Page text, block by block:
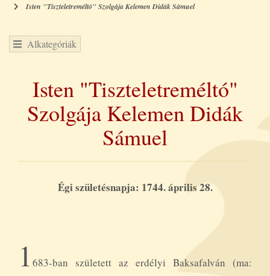
Isten "Tiszteletreméltó" Szolgája Kelemen Didák Sámuel
Alkategóriák
Isten "Tiszteletreméltó"
Szolgája Kelemen Didák
Sámuel
Égi születésnapja: 1744. április 28.
1 683-ban született az erdélyi Baksafalván (ma: